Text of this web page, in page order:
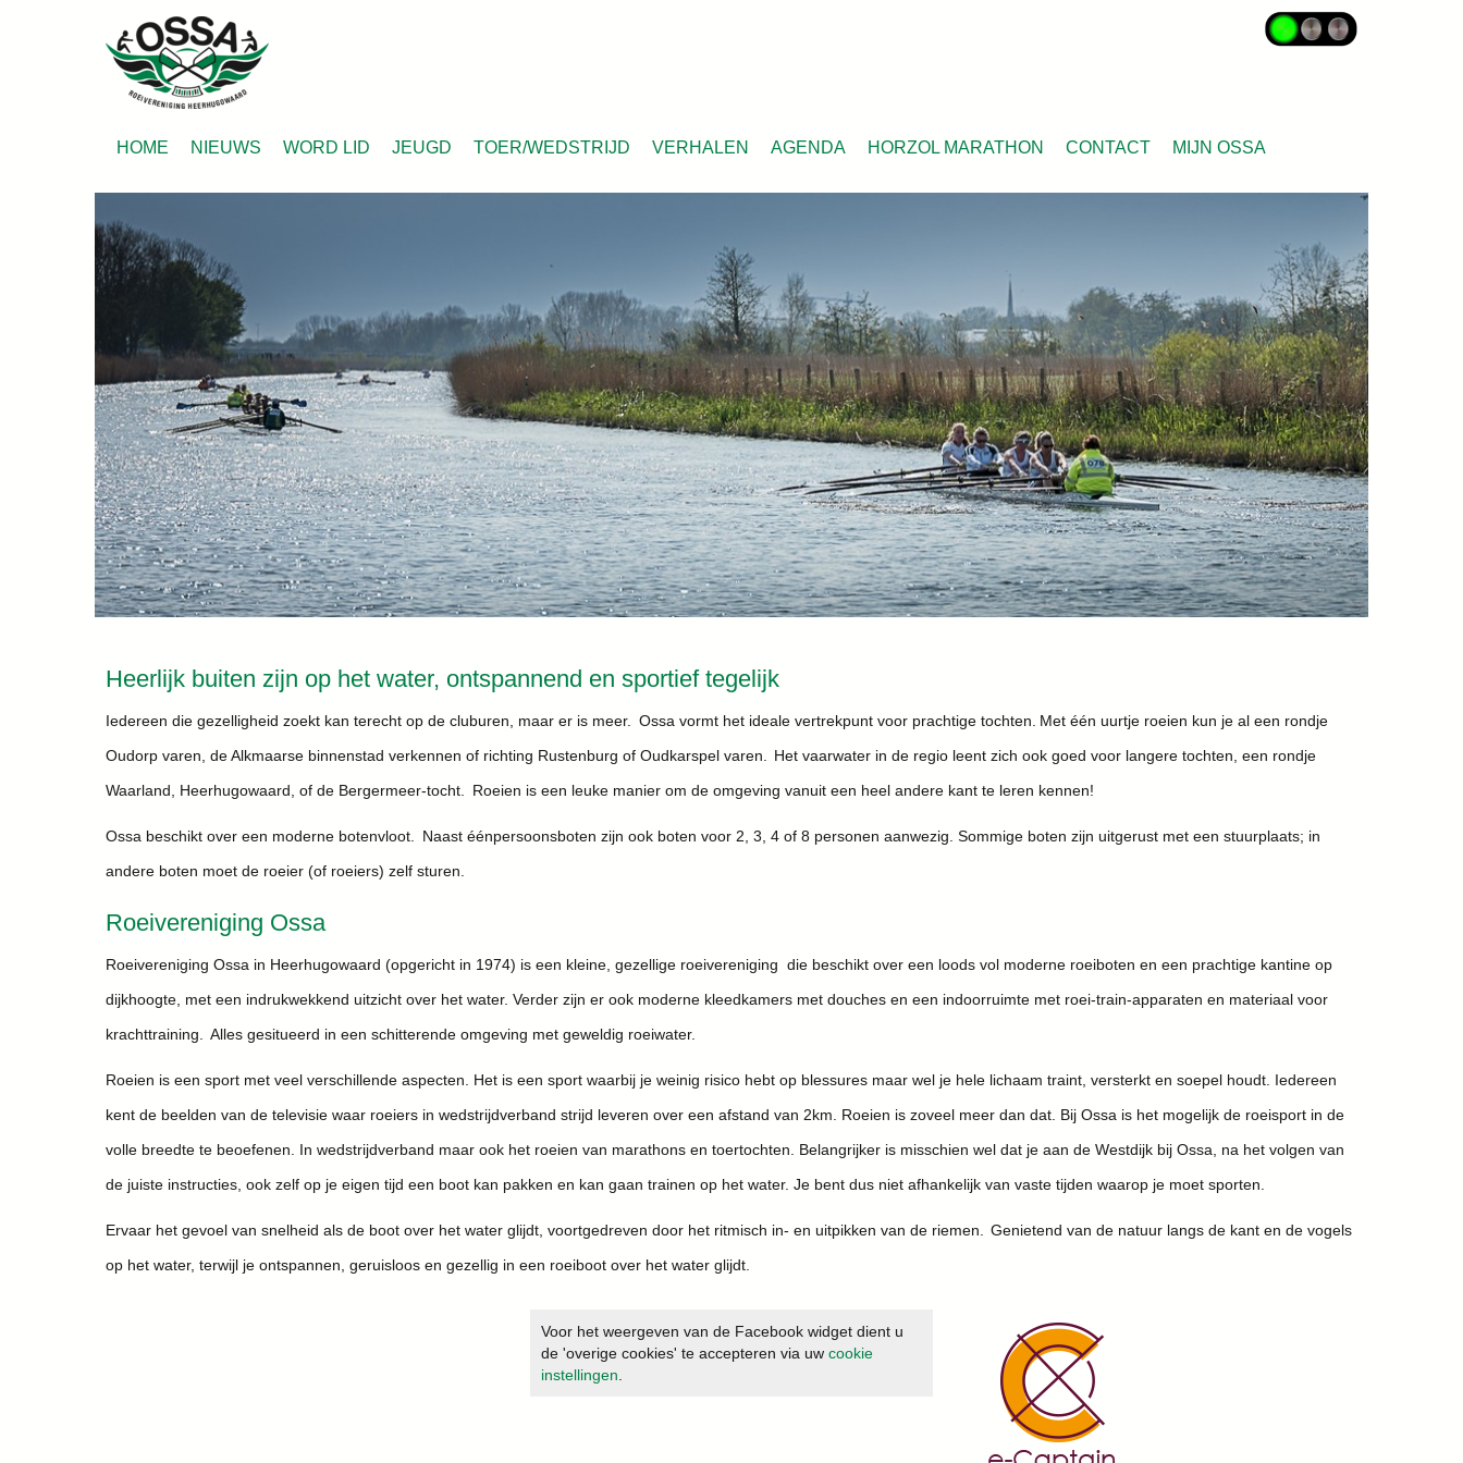
HOME NIEUWS WORD LID JEUGD TOER/WEDSTRIJD VERHALEN AGENDA HORZOL MARATHON CONTACT MIJN OSSA
Heerlijk buiten zijn op het water, ontspannend en sportief tegelijk
Iedereen die gezelligheid zoekt kan terecht op de cluburen, maar er is meer. Ossa vormt het ideale vertrekpunt voor prachtige tochten. Met één uurtje roeien kun je al een rondje
Oudorp varen, de Alkmaarse binnenstad verkennen of richting Rustenburg of Oudkarspel varen. Het vaarwater in de regio leent zich ook goed voor langere tochten, een rondje
Waarland, Heerhugowaard, of de Bergermeer-tocht. Roeien is een leuke manier om de omgeving vanuit een heel andere kant te leren kennen!
Ossa beschikt over een moderne botenvloot. Naast éénpersoonsboten zijn ook boten voor 2, 3, 4 of 8 personen aanwezig. Sommige boten zijn uitgerust met een stuurplaats; in
andere boten moet de roeier (of roeiers) zelf sturen.
Roeivereniging Ossa
Roeivereniging Ossa in Heerhugowaard (opgericht in 1974) is een kleine, gezellige roeivereniging die beschikt over een loods vol moderne roeiboten en een prachtige kantine op
dijkhoogte, met een indrukwekkend uitzicht over het water. Verder zijn er ook moderne kleedkamers met douches en een indoorruimte met roei-train-apparaten en materiaal voor
krachttraining. Alles gesitueerd in een schitterende omgeving met geweldig roeiwater.
Roeien is een sport met veel verschillende aspecten. Het is een sport waarbij je weinig risico hebt op blessures maar wel je hele lichaam traint, versterkt en soepel houdt. Iedereen
kent de beelden van de televisie waar roeiers in wedstrijdverband strijd leveren over een afstand van 2km. Roeien is zoveel meer dan dat. Bij Ossa is het mogelijk de roeisport in de
volle breedte te beoefenen. In wedstrijdverband maar ook het roeien van marathons en toertochten. Belangrijker is misschien wel dat je aan de Westdijk bij Ossa, na het volgen van
de juiste instructies, ook zelf op je eigen tijd een boot kan pakken en kan gaan trainen op het water. Je bent dus niet afhankelijk van vaste tijden waarop je moet sporten.
Ervaar het gevoel van snelheid als de boot over het water glijdt, voortgedreven door het ritmisch in- en uitpikken van de riemen. Genietend van de natuur langs de kant en de vogels
op het water, terwijl je ontspannen, geruisloos en gezellig in een roeiboot over het water glijdt.
Voor het weergeven van de Facebook widget dient u
de 'overige cookies' te accepteren via uw cookie
instellingen